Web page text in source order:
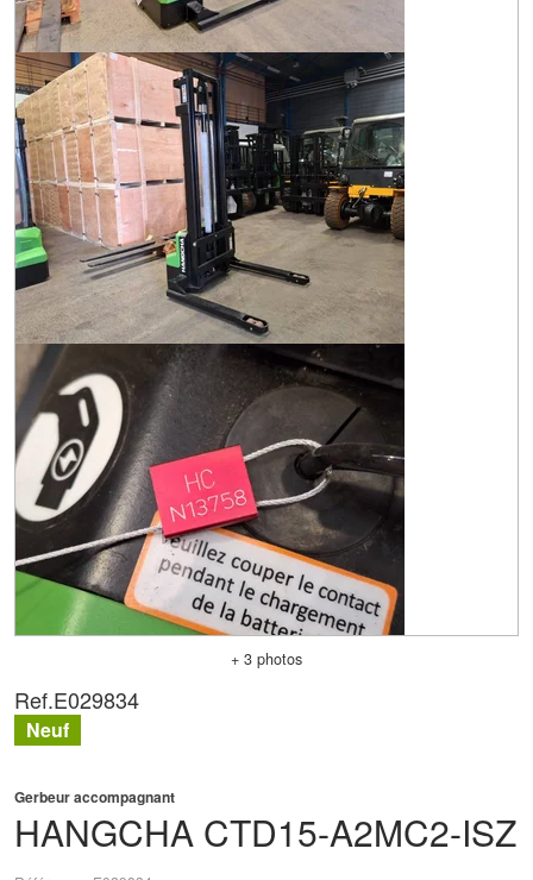
+ 3 photos
HANGCHA CTD15-A2MC2-ISZ
Gerbeur accompagnant
Ref.E029834
Neuf